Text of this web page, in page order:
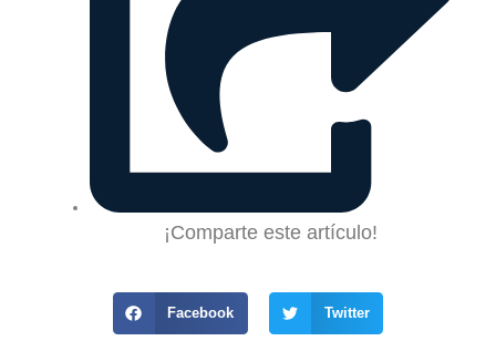
¡Comparte este artículo!
Facebook Twitter